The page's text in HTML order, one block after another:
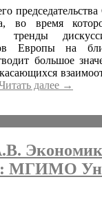
во время
тренды
Европы на
большое
далее →
МГИМО